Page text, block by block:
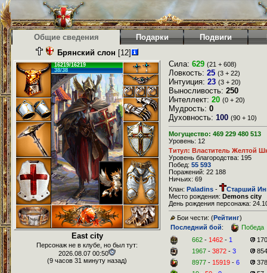
Общие сведения Подарки Подвиги
Брянский слон [12]
16219/16219
38/38
East city
Персонаж не в клубе, но был тут:
2026.08.07 00:50
(9 часов 31 минуту назад)
Сила: 629 (21 + 608)
Ловкость: 25 (3 + 22)
Интуиция: 23 (3 + 20)
Выносливость: 250
Интеллект: 20 (0 + 20)
Мудрость: 0
Духовность: 100 (90 + 10)
Могущество: 469 229 480 513
Уровень: 12
Титул: Властитель Желтой
Уровень благородства: 195
Побед: 55 593
Поражений: 22 188
Ничьих: 69
Клан: Paladins -
Старший
Место рождения: Demons city
День рождения персонажа:
Бои чести: (Рейтинг)
Последний бой:
Победа
662 - 1462 - 1
1967 - 3872 - 3
8977 - 15919 - 6